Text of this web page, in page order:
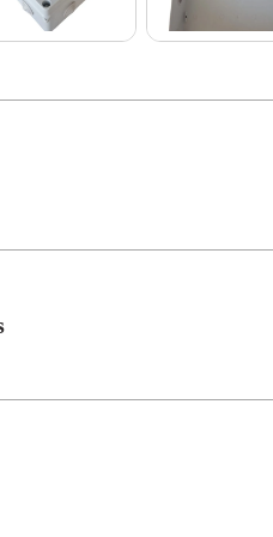
SLB331C Esse tipo de caixa